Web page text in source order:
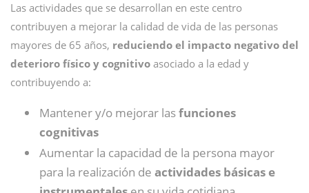
Las actividades que se desarrollan en este centro
contribuyen a mejorar la calidad de vida de las personas
mayores de 65 años, reduciendo el impacto negativo del
deterioro físico y cognitivo asociado a la edad y
contribuyendo a:
Mantener y/o mejorar lasfunciones
cognitivas
Aumentar la capacidad de la persona mayor
para la realización de actividades básicas e